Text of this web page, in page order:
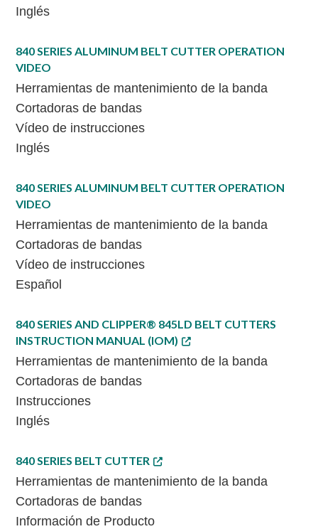
Inglés
840 SERIES ALUMINUM BELT CUTTER OPERATION
VIDEO
Herramientas de mantenimiento de la banda
Cortadoras de bandas
Vídeo de instrucciones
Inglés
840 SERIES ALUMINUM BELT CUTTER OPERATION
VIDEO
Herramientas de mantenimiento de la banda
Cortadoras de bandas
Vídeo de instrucciones
Español
840 SERIES AND CLIPPER® 845LD BELT CUTTERS
INSTRUCTION MANUAL (IOM)
Herramientas de mantenimiento de la banda
Cortadoras de bandas
Instrucciones
Inglés
840 SERIES BELT CUTTER
Herramientas de mantenimiento de la banda
Cortadoras de bandas
Información de Producto